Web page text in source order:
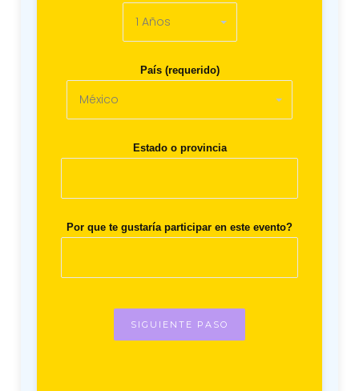
País (requerido)
Estado o provincia
Por que te gustaría participar en este evento?